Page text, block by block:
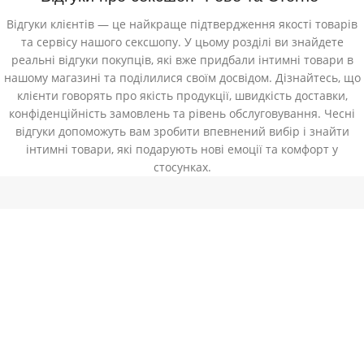
Відгуки клієнтів — це найкраще підтвердження якості товарів
та сервісу нашого сексшопу. У цьому розділі ви знайдете
реальні відгуки покупців, які вже придбали інтимні товари в
нашому магазині та поділилися своїм досвідом. Дізнайтесь, що
клієнти говорять про якість продукції, швидкість доставки,
конфіденційність замовлень та рівень обслуговування. Чесні
відгуки допоможуть вам зробити впевнений вибір і знайти
інтимні товари, які подарують нові емоції та комфорт у
стосунках.